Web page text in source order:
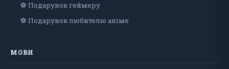
⚽ Подарунок геймеру
⚽ Подарунок любителю аніме
МОВИ